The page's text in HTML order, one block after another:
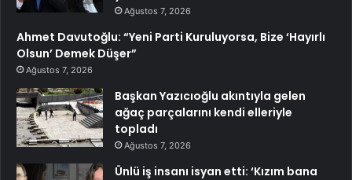
Ağustos 7, 2026
Ahmet Davutoğlu: “Yeni Parti Kuruluyorsa, Bize ‘Hayırlı
Olsun’ Demek Düşer”
Ağustos 7, 2026
Başkan Yazıcıoğlu akıntıyla gelen
ağaç parçalarını kendi elleriyle
topladı
Ağustos 7, 2026
Ünlü iş insanı isyan etti: ‘Kızım bana